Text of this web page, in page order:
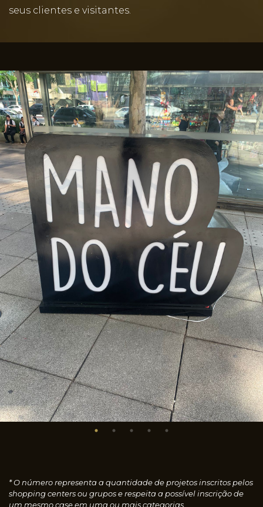
seus clientes e visitantes.
* O número representa a quantidade de projetos inscritos pelos
shopping centers ou grupos e respeita a possível inscrição de
um mesmo case em uma ou mais categorias.